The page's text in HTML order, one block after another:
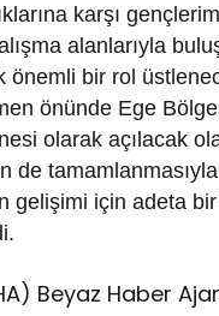
karşı
alanlarıyla
önemli bir rol
önünde Ege
olarak açılacak
de
gelişimi için adeta
Beyaz Haber